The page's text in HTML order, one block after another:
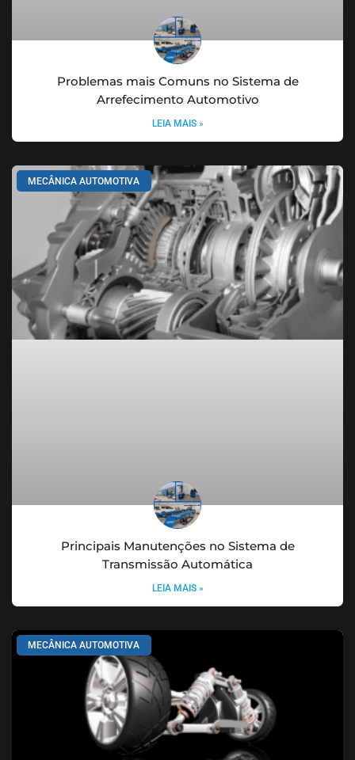
Problemas mais Comuns no Sistema de
Arrefecimento Automotivo
LEIA MAIS »
MECÂNICA AUTOMOTIVA
Principais Manutenções no Sistema de
Transmissão Automática
LEIA MAIS »
MECÂNICA AUTOMOTIVA